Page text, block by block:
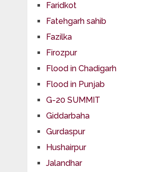
Faridkot
Fatehgarh sahib
Fazilka
Firozpur
Flood in Chadigarh
Flood in Punjab
G-20 SUMMIT
Giddarbaha
Gurdaspur
Hushairpur
Jalandhar